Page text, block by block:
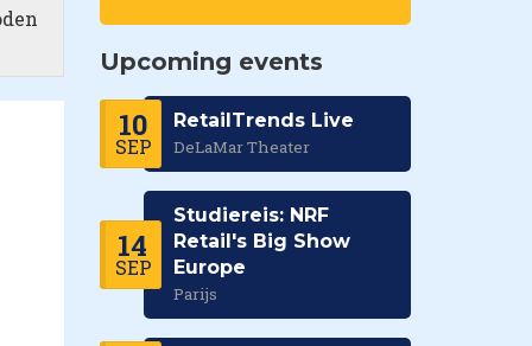
Upcoming events
10
SEP
RetailTrends Live
DeLaMar Theater
14
SEP
Studiereis: NRF
Retail's Big Show
Europe
Parijs